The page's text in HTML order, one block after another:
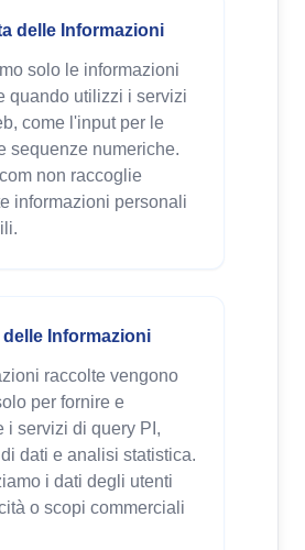
delle Informazioni
solo le informazioni
quando utilizzi i servizi
come l'input per le
sequenze numeriche.
non raccoglie
informazioni personali
delle Informazioni
raccolte vengono
per fornire e
i servizi di query PI,
dati e analisi statistica.
i dati degli utenti
o scopi commerciali